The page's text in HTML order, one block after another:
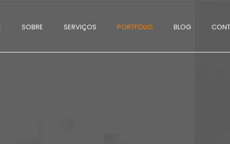
SOBRE SERVIÇOS PORTFÓLIO BLOG